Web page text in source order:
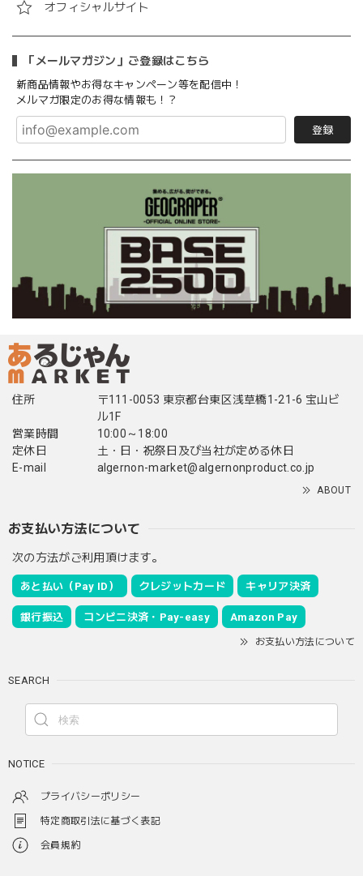
オフィシャルサイト
「メールマガジン」ご登録はこちら
新商品情報やお得なキャンペーン等を配信中！
メルマガ限定のお得な情報も！？
登録
住所
〒111-0053 東京都台東区浅草橋1-21-6 宝山ビ
ル1F
営業時間
10:00～18:00
定休日
土・日・祝祭日及び当社が定める休日
E-mail
algernon-market@algernonproduct.co.jp
ABOUT
お支払い方法について
次の方法がご利用頂けます。
あと払い（Pay ID） クレジットカード キャリア決済
銀行振込 コンビニ決済・Pay-easy Amazon Pay
お支払い方法について
SEARCH
NOTICE
プライバシーポリシー
特定商取引法に基づく表記
会員規約